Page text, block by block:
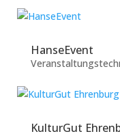
HanseEvent
KulturGut